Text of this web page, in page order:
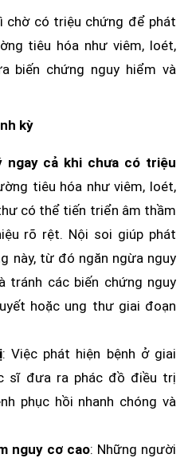
chờ có triệu chứng để phát
tiêu hóa như viêm, loét,
biến chứng nguy hiểm và
kỳ
ngay cả khi chưa có triệu
tiêu hóa như viêm, loét,
có thể tiến triển âm thầm
rõ rệt. Nội soi giúp phát
này, từ đó ngăn ngừa nguy
tránh các biến chứng nguy
hoặc ung thư giai đoạn
: Việc phát hiện bệnh ở giai
sĩ đưa ra phác đồ điều trị
phục hồi nhanh chóng và
nguy cơ cao: Những người